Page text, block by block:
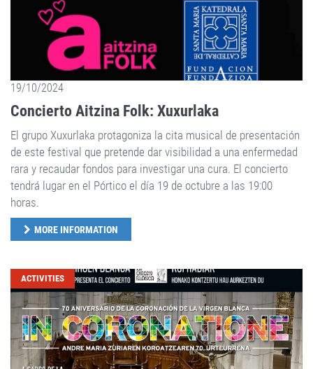
19/10/2024
Concierto Aitzina Folk: Xuxurlaka
El grupo Xuxurlaka protagoniza la cita musical de presentación
de este festival que pretende dar visibilidad a una enfermedad
rara y recaudar fondos para investigar una cura. El concierto
tendrá lugar en el Pórtico el día 19 de octubre a las 19:00
horas.
MORE INFORMATION
ACTIVITIES